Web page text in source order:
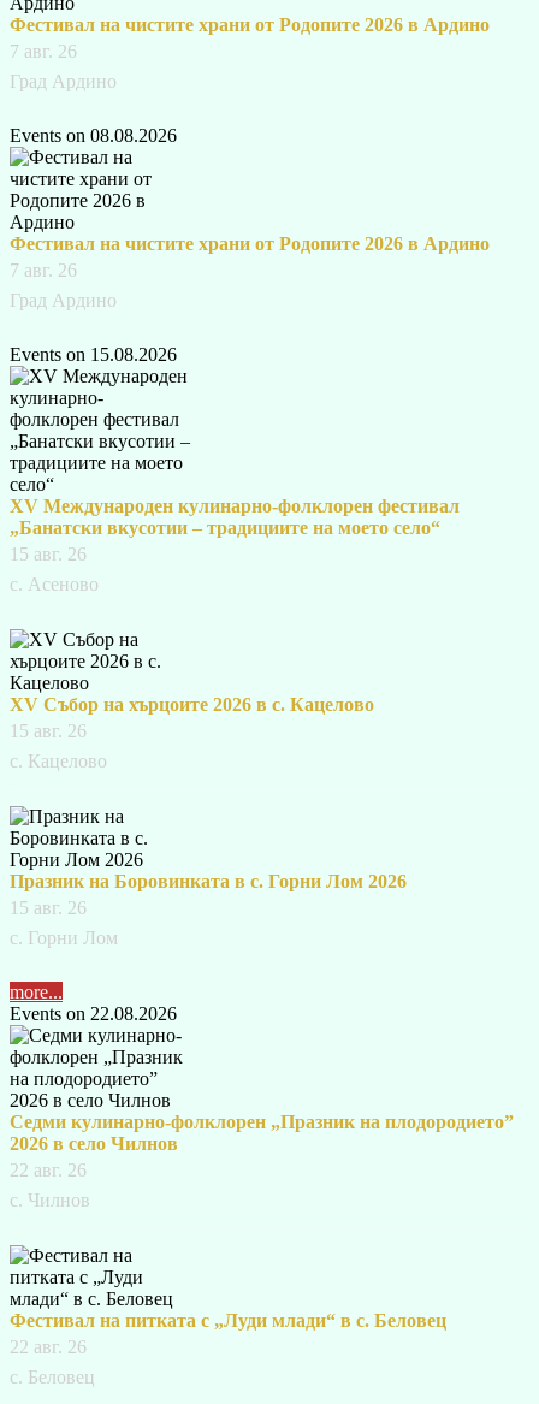
Фестивал на чистите храни от Родопите 2026 в Ардино
7 авг. 26
Град Ардино
Events on 08.08.2026
Фестивал на чистите храни от Родопите 2026 в Ардино
7 авг. 26
Град Ардино
Events on 15.08.2026
XV Международен кулинарно-фолклорен фестивал
„Банатски вкусотии – традициите на моето село“
15 авг. 26
с. Асеново
XV Събор на хърцоите 2026 в с. Кацелово
15 авг. 26
с. Кацелово
Празник на Боровинката в с. Горни Лом 2026
15 авг. 26
с. Горни Лом
more...
Events on 22.08.2026
Седми кулинарно-фолклорен „Празник на плодородието”
2026 в село Чилнов
22 авг. 26
с. Чилнов
Фестивал на питката с „Луди млади“ в с. Беловец
22 авг. 26
с. Беловец